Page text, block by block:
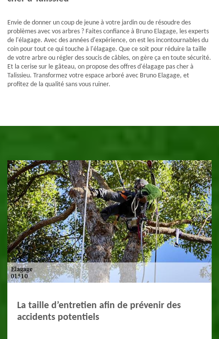
Envie de donner un coup de jeune à votre jardin ou de résoudre des
problèmes avec vos arbres ? Faites confiance à Bruno Elagage, les experts
de l'élagage. Avec des années d'expérience, on est les incontournables du
coin pour tout ce qui touche à l'élagage. Que ce soit pour réduire la taille
de votre arbre ou régler des soucis de câbles, on gère ça en toute sécurité.
Et la cerise sur le gâteau, on propose des offres d'élagage pas cher à
Talissieu. Transformez votre espace arboré avec Bruno Elagage, et
profitez de la qualité sans vous ruiner.
La taille d’entretien afin de prévenir des
accidents potentiels